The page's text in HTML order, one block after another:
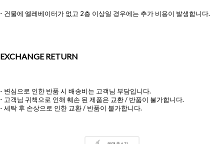
- 건물에 엘레베이터가 없고 2층 이상일 경우에는 추가 비용이 발생합니다.
EXCHANGE RETURN
- 변심으로 인한 반품 시 배송비는 고객님 부담입니다.
- 고객님 귀책으로 인해 훼손 된 제품은 교환 / 반품이 불가합니다.
- 세탁 후 손상으로 인한 교환 / 반품이 불가합니다.